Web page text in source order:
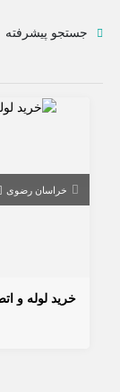
جستجو پیشرفته
خراسان رضوی
خرید لوله و